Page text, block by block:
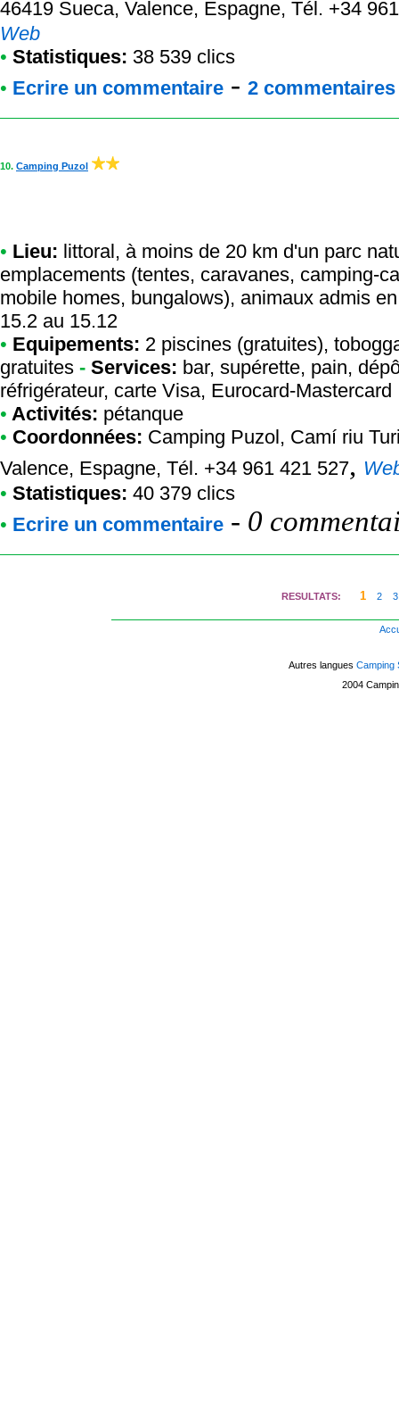
46419 Sueca, Valence, Espagne, Tél. +34
Web
• Statistiques: 38 539 clics
• Ecrire un commentaire - 2
10. Camping Puzol
• Lieu: littoral, à moins de 20 km d'un parc
emplacements (tentes, caravanes, camping-
mobile homes, bungalows), animaux admis
15.2 au 15.12
• Equipements: 2 piscines (gratuites),
gratuites - Services: bar, supérette, pain,
réfrigérateur, carte Visa, Eurocard-Mastercard
• Activités: pétanque
• Coordonnées: Camping Puzol, Camí riu
Valence, Espagne, Tél. +34 961 421 527,
• Statistiques: 40 379 clics
• Ecrire un commentaire - 0
RESULTATS: 1 2 3
Autres langues Camping
2004